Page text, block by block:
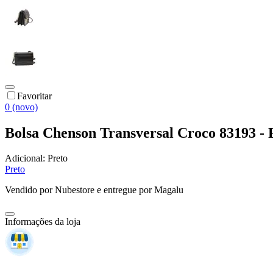
Favoritar
0 (novo)
Bolsa Chenson Transversal Croco 83193 -
Adicional: Preto
Preto
Vendido porNubestore e entregue por Magalu
Informações da loja